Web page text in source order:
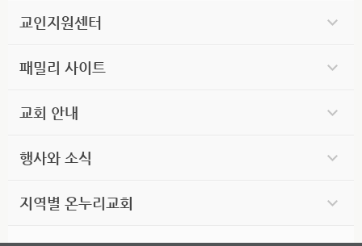
교인지원센터
패밀리 사이트
교회 안내
행사와 소식
지역별 온누리교회